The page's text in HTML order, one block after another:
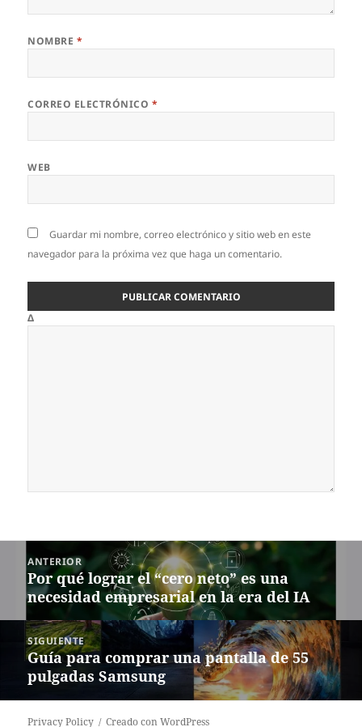
NOMBRE *
CORREO ELECTRÓNICO *
WEB
Guardar mi nombre, correo electrónico y sitio web en este
navegador para la próxima vez que haga un comentario.
Δ
entradas
ANTERIOR
Entrada
anterior:
Por qué lograr el “cero neto” es una
necesidad empresarial en la era del IA
SIGUIENTE
Siguiente
entrada:
Guía para comprar una pantalla de 55
pulgadas Samsung
Privacy Policy Creado con WordPress